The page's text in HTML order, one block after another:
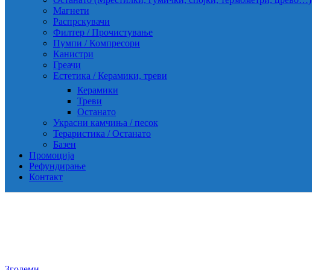
Магнети
Распрскувачи
Филтер / Прочистување
Пумпи / Компресори
Канистри
Греачи
Естетика / Керамики, треви
Керамики
Треви
Останато
Украсни камчиња / песок
Тераристика / Останато
Базен
Промоција
Рефундирање
Контакт